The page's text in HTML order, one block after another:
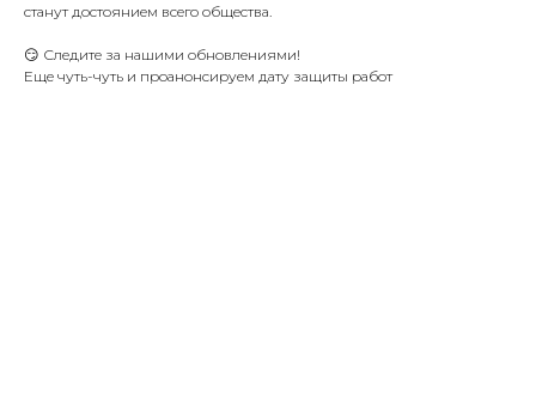
станут достоянием всего общества.
😏 Следите за нашими обновлениями!
Еще чуть-чуть и проанонсируем дату защиты работ